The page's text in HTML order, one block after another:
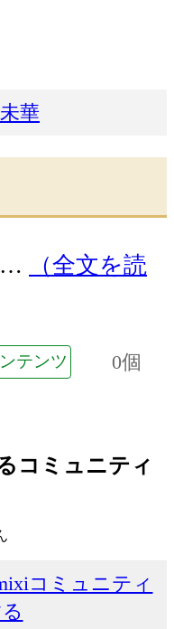
華
（全文を読
テンツ 0個
コミュニティ
コミュニティ